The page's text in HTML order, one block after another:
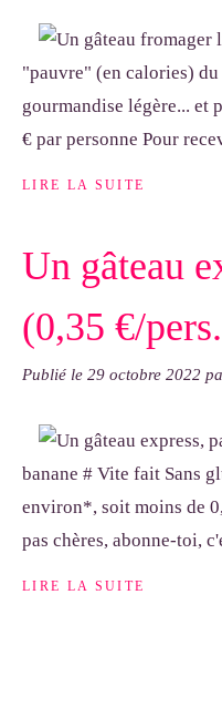
"pauvre" (en calories)
gourmandise légère... et
€ par personne Pour
LIRE LA SUITE
Un gâteau
(0,35 €/
Publié le 29 octobre 2022
banane # Vite fait Sans
environ*, soit moins de
pas chères, abonne-toi,
LIRE LA SUITE